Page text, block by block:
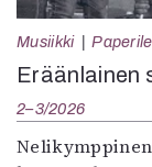
Musiikki
Eräänlainen
2–3/2026